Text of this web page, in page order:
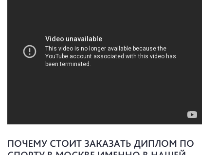
ПОЧЕМУ СТОИТ ЗАКАЗАТЬ ДИПЛОМ ПО